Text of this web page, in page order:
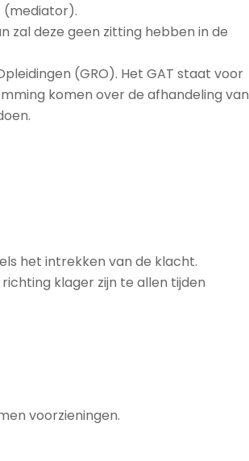
(mediator).
zal deze geen zitting hebben in de
(GRO). Het GAT staat voor
komen over de afhandeling van
het intrekken van de klacht.
klager zijn te allen tijden
voorzieningen.